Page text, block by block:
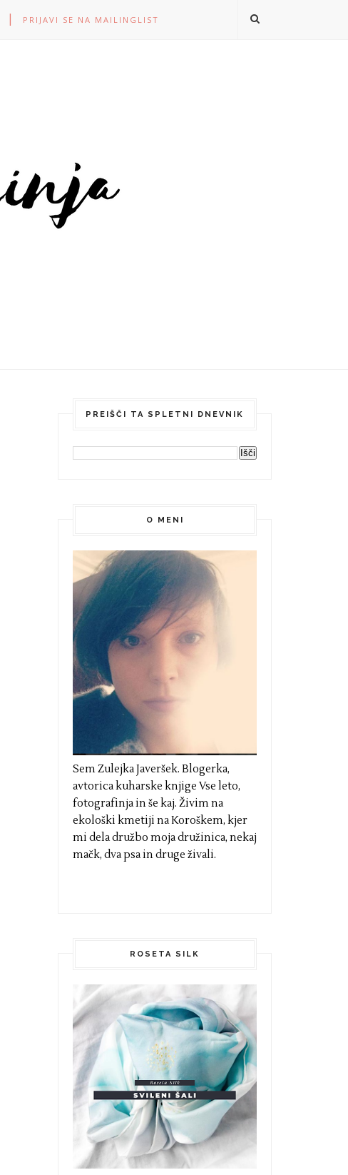
PRIJAVI SE NA MAILINGLIST
PREIŠČI TA SPLETNI DNEVNIK
O MENI
Sem Zulejka Javeršek. Blogerka,
avtorica kuharske knjige Vse leto,
fotografinja in še kaj. Živim na
ekološki kmetiji na Koroškem, kjer
mi dela družbo moja družinica, nekaj
mačk, dva psa in druge živali.
ROSETA SILK